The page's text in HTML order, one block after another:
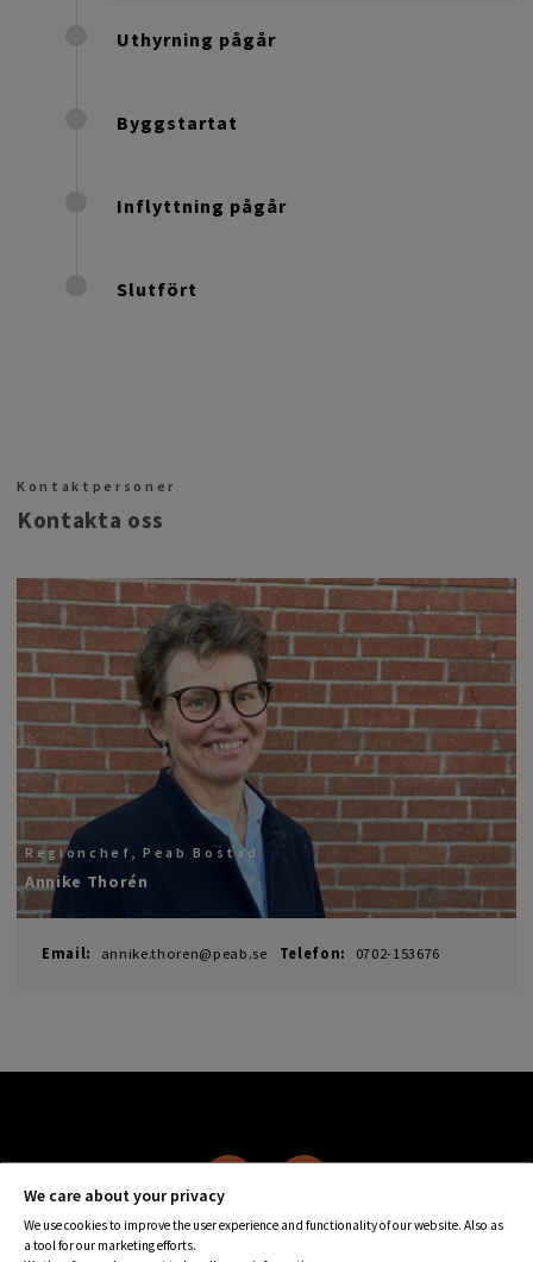
Uthyrning pågår
Byggstartat
Inflyttning pågår
Slutfört
Kontaktpersoner
Kontakta oss
Regionchef, Peab Bostad
Annike Thorén
Email: annike.thoren@peab.se Telefon: 0702-153676
We care about your privacy
We use cookies to improve the user experience and functionality of our website. Also as
a tool for our marketing efforts.